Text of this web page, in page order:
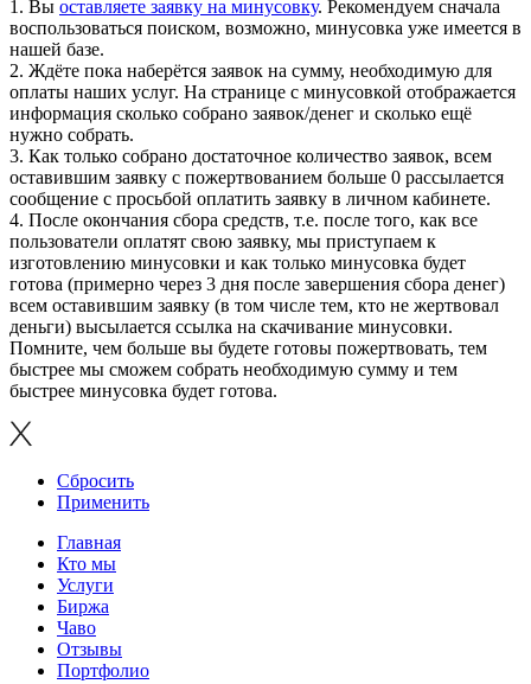
1. Вы оставляете заявку на минусовку. Рекомендуем сначала
воспользоваться поиском, возможно, минусовка уже имеется в
нашей базе.
2. Ждёте пока наберётся заявок на сумму, необходимую для
оплаты наших услуг. На странице с минусовкой отображается
информация сколько собрано заявок/денег и сколько ещё
нужно собрать.
3. Как только собрано достаточное количество заявок, всем
оставившим заявку с пожертвованием больше 0 рассылается
сообщение с просьбой оплатить заявку в личном кабинете.
4. После окончания сбора средств, т.е. после того, как все
пользователи оплатят свою заявку, мы приступаем к
изготовлению минусовки и как только минусовка будет
готова (примерно через 3 дня после завершения сбора денег)
всем оставившим заявку (в том числе тем, кто не жертвовал
деньги) высылается ссылка на скачивание минусовки.
Помните, чем больше вы будете готовы пожертвовать, тем
быстрее мы сможем собрать необходимую сумму и тем
быстрее минусовка будет готова.
Сбросить
Применить
Главная
Кто мы
Услуги
Биржа
Чаво
Отзывы
Портфолио